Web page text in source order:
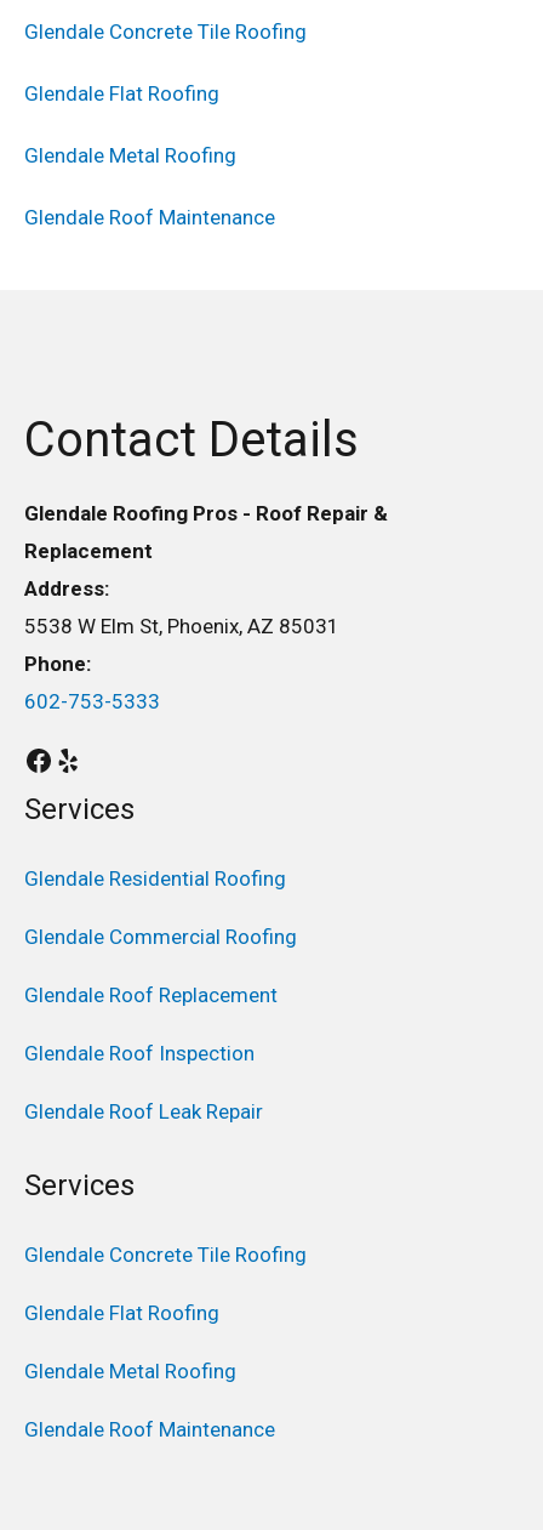
Glendale Concrete Tile Roofing
Glendale Flat Roofing
Glendale Metal Roofing
Glendale Roof Maintenance
Contact Details
Glendale Roofing Pros - Roof Repair &
Replacement
Address:
5538 W Elm St, Phoenix, AZ 85031
Phone:
602-753-5333
Services
Glendale Residential Roofing
Glendale Commercial Roofing
Glendale Roof Replacement
Glendale Roof Inspection
Glendale Roof Leak Repair
Services
Glendale Concrete Tile Roofing
Glendale Flat Roofing
Glendale Metal Roofing
Glendale Roof Maintenance